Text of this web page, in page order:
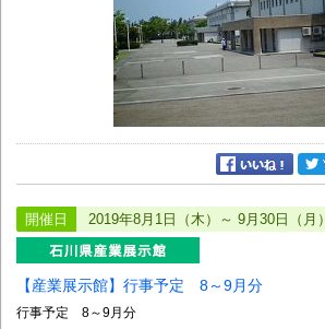
開催日 2019年8月1日（木）～ 9月30日（月）
【産業展示館】行事予定 8～9月分
行事予定 8～9月分